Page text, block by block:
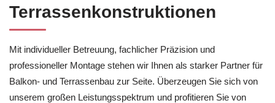
Terrassenkonstruktionen
Mit individueller Betreuung, fachlicher Präzision und
professioneller Montage stehen wir Ihnen als starker Partner für
Balkon- und Terrassenbau zur Seite. Überzeugen Sie sich von
unserem großen Leistungsspektrum und profitieren Sie von